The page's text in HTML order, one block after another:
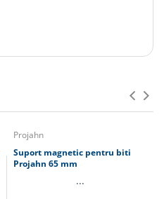
Projahn
Suport magnetic pentru biti
Projahn 65 mm
...